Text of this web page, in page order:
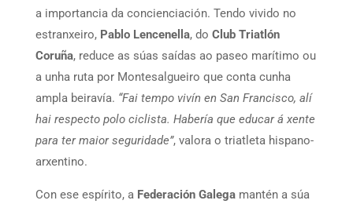
a importancia da concienciación. Tendo vivido no
estranxeiro, Pablo Lencenella, do Club Triatlón
Coruña, reduce as súas saídas ao paseo marítimo ou
a unha ruta por Montesalgueiro que conta cunha
ampla beiravía. “Fai tempo vivín en San Francisco, alí
hai respecto polo ciclista. Habería que educar á xente
para ter maior seguridade”, valora o triatleta hispano-
arxentino.
Con ese espírito, a Federación Galegamantén a súa